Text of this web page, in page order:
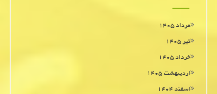
مرداد ۱۴۰۵
تیر ۱۴۰۵
خرداد ۱۴۰۵
اردیبهشت ۱۴۰۵
اسفند ۱۴۰۴